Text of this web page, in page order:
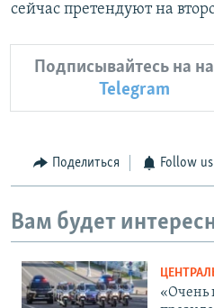
сейчас претендуют на
Подписывайтесь на
Telegram
Поделиться Follow us
Вам будет
«Очень